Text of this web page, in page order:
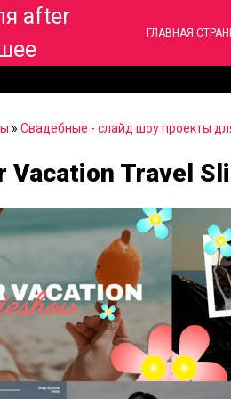
after
ГЛАВНАЯ
» Свадебные - слайд шоу проекты
Vacation Travel